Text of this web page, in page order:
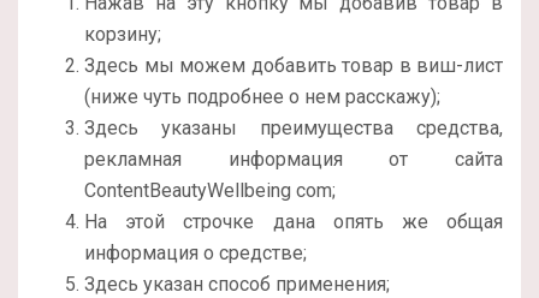
корзину;
Здесь мы можем добавить товар в виш-лист
(ниже чуть подробнее о нем расскажу);
Здесь указаны преимущества средства,
рекламная информация от сайта
ContentBeautyWellbeing com;
На этой строчке дана опять же общая
информация о средстве;
Здесь указан способ применения;